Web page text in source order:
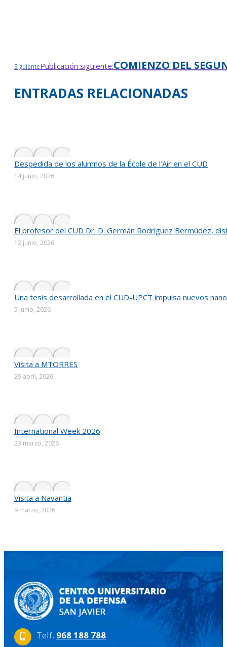
SiguientePublicación siguiente:COMIENZO DEL
ENTRADAS RELACIONADAS
Despedida de los alumnos de la École de l’Air en el CUD
14 junio, 2026
El profesor del CUD Dr. D. Germán Rodríguez Bermúdez,
12 junio, 2026
Una tesis desarrollada en el CUD-UPCT impulsa nuevos
5 junio, 2026
Visita a MTORRES
29 abril, 2026
International Week 2026
23 marzo, 2026
Visita a Navantia
9 marzo, 2026
Telf. 968 188 788